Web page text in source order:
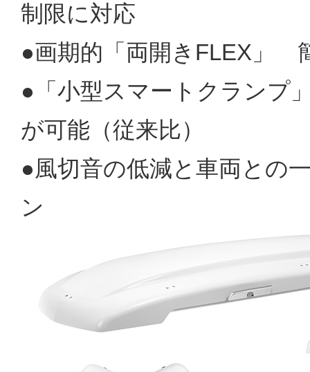
制限に対応
●画期的「両開きFLEX」
●「小型スマートクランプ
が可能（従来比）
●風切音の低減と車両との
ン